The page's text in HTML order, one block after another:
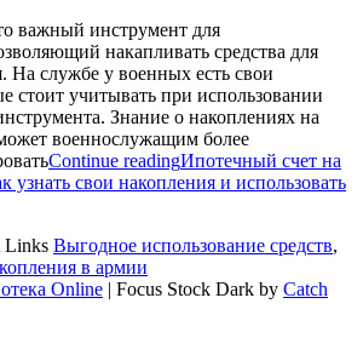
важный инструмент для
накапливать средства для
На службе у военных есть свои
стоит учитывать при использовании
Знание о накоплениях на
военнослужащим более
Continue readingИпотечный счет на
узнать свои накопления и использовать
Links Выгодное использование средств,
в армии
Online | Focus Stock Dark by Catch